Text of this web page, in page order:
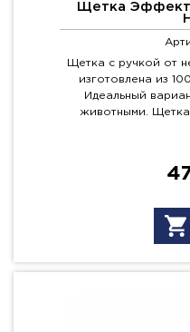
Щетка Эффект
Щетка с ручкой от
изготовлена из
Идеальный
животными.